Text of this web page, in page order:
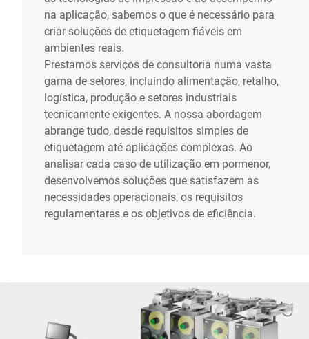
na aplicação, sabemos o que é necessário para
criar soluções de etiquetagem fiáveis em
ambientes reais.
Prestamos serviços de consultoria numa vasta
gama de setores, incluindo alimentação, retalho,
logística, produção e setores industriais
tecnicamente exigentes. A nossa abordagem
abrange tudo, desde requisitos simples de
etiquetagem até aplicações complexas. Ao
analisar cada caso de utilização em pormenor,
desenvolvemos soluções que satisfazem as
necessidades operacionais, os requisitos
regulamentares e os objetivos de eficiência.